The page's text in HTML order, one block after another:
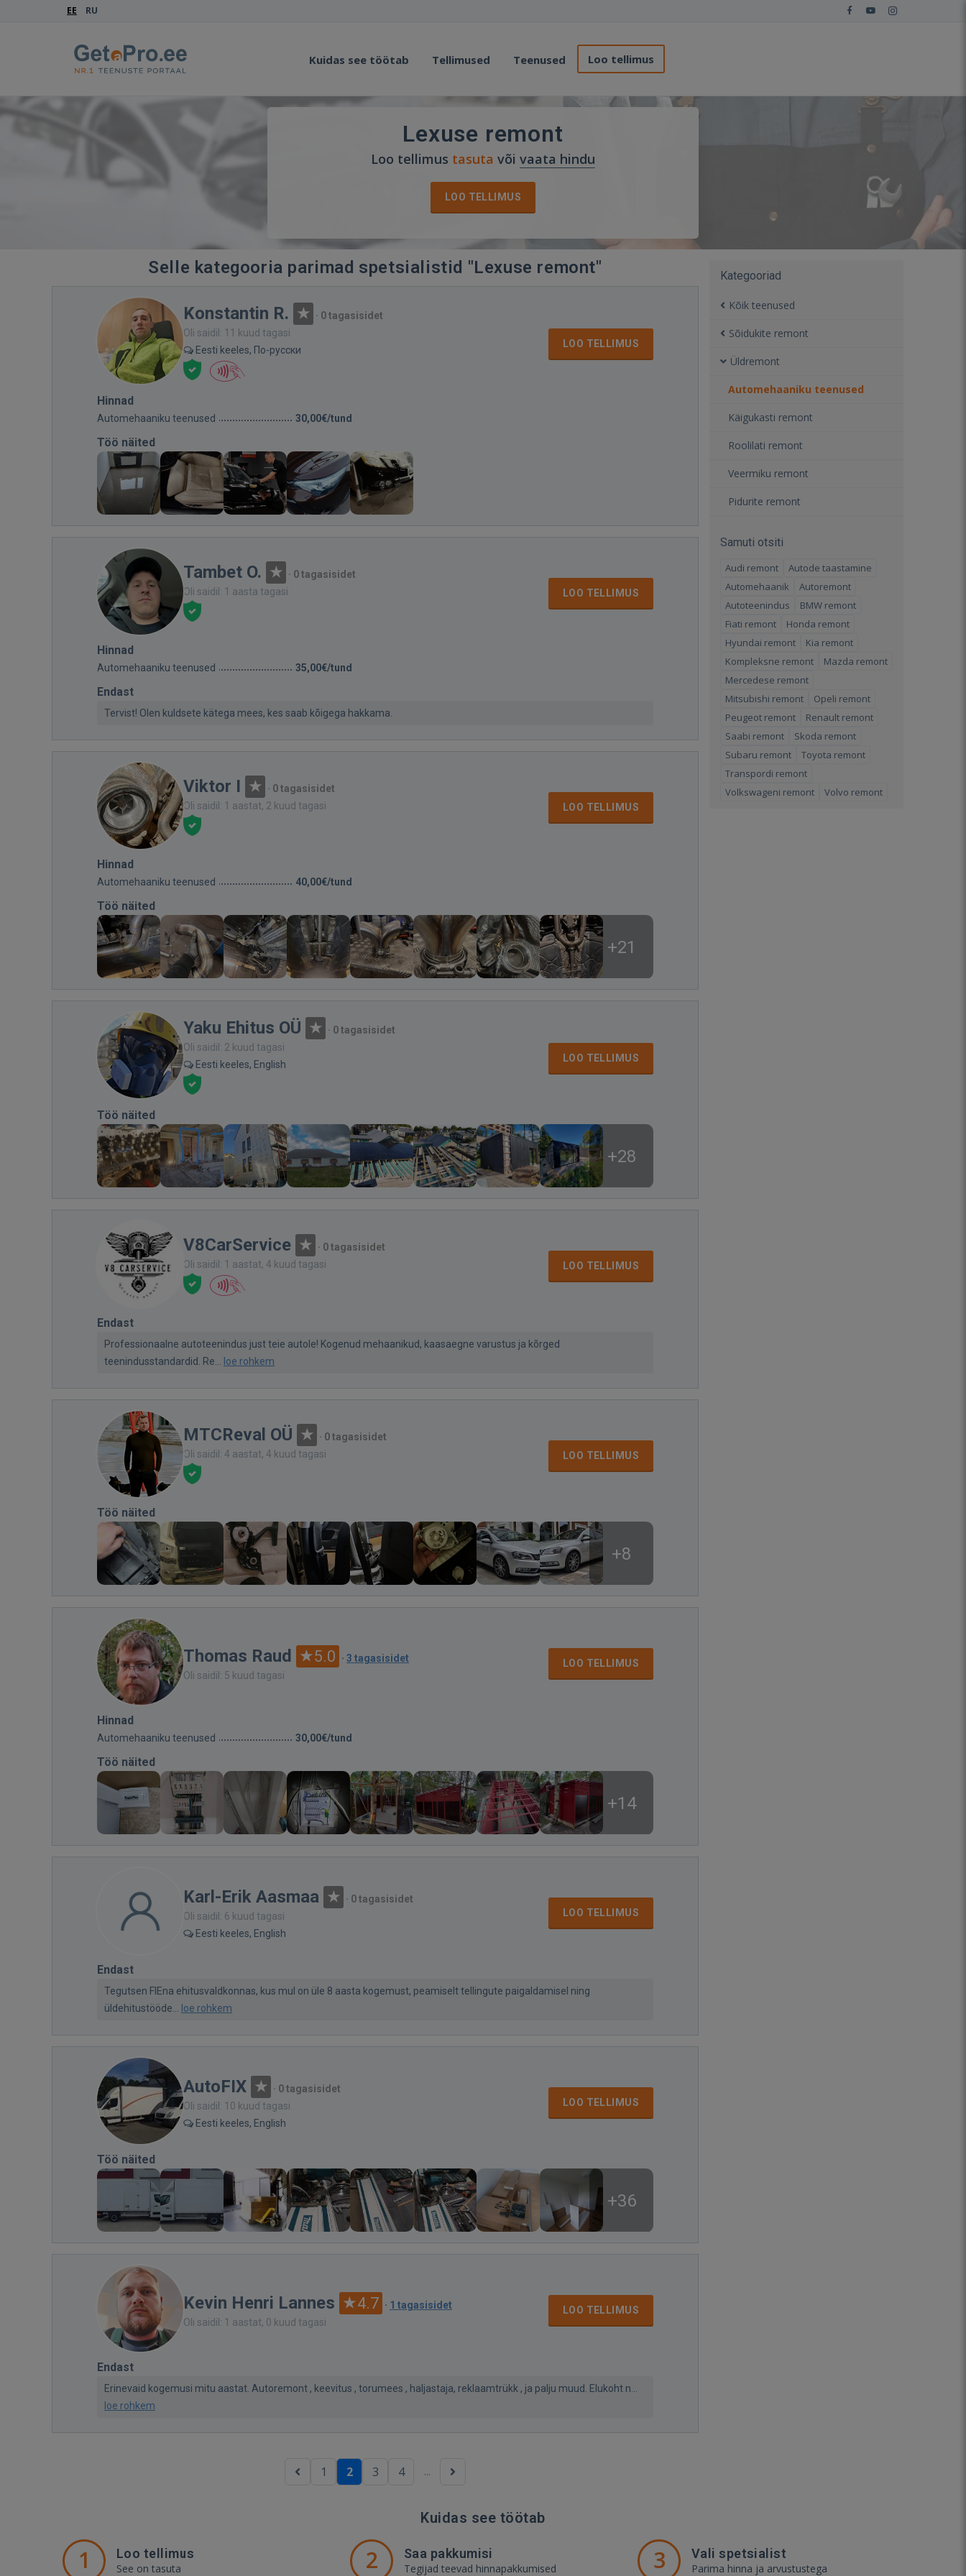
EE RU
Kuidas see töötab Tellimused Teenused Loo tellimus
Lexuse remont
Loo tellimus tasuta või vaata hindu
LOO TELLIMUS
Selle kategooria parimad spetsialistid "Lexuse remont"
Konstantin R. · 0 tagasisidet
Oli saidil: 11 kuud tagasi
Eesti keeles, По-русски
LOO TELLIMUS
Hinnad
Automehaaniku teenused 30,00€/tund
Töö näited
Tambet O. · 0 tagasisidet
Oli saidil: 1 aasta tagasi
LOO TELLIMUS
Hinnad
Automehaaniku teenused 35,00€/tund
Endast
Tervist! Olen kuldsete kätega mees, kes saab kõigega hakkama.
Viktor I · 0 tagasisidet
Oli saidil: 1 aastat, 2 kuud tagasi
LOO TELLIMUS
Hinnad
Automehaaniku teenused 40,00€/tund
Töö näited
+21
Yaku Ehitus OÜ · 0 tagasisidet
Oli saidil: 2 kuud tagasi
Eesti keeles, English
LOO TELLIMUS
Töö näited
+28
V8CarService · 0 tagasisidet
Oli saidil: 1 aastat, 4 kuud tagasi
LOO TELLIMUS
Endast
Professionaalne autoteenindus just teie autole! Kogenud mehaanikud, kaasaegne varustus ja kõrged
teenindusstandardid. Re...
loe rohkem
MTCReval OÜ · 0 tagasisidet
Oli saidil: 4 aastat, 4 kuud tagasi
LOO TELLIMUS
Töö näited
+8
Thomas Raud 5.0 · 3 tagasisidet
Oli saidil: 5 kuud tagasi
LOO TELLIMUS
Hinnad
Automehaaniku teenused 30,00€/tund
Töö näited
+14
Karl-Erik Aasmaa · 0 tagasisidet
Oli saidil: 6 kuud tagasi
Eesti keeles, English
LOO TELLIMUS
Endast
Tegutsen FIEna ehitusvaldkonnas, kus mul on üle 8 aasta kogemust, peamiselt tellingute paigaldamisel ning
üldehitustööde...
loe rohkem
AutoFIX · 0 tagasisidet
Oli saidil: 10 kuud tagasi
Eesti keeles, English
LOO TELLIMUS
Töö näited
+36
Kevin Henri Lannes 4.7 · 1 tagasisidet
Oli saidil: 1 aastat, 0 kuud tagasi
LOO TELLIMUS
Endast
Erinevaid kogemusi mitu aastat. Autoremont , keevitus , torumees , haljastaja, reklaamtrükk , ja palju muud. Elukoht n...
loe rohkem
1 2 3 4 ...
Kategooriad
Kõik teenused
Sõidukite remont
Üldremont
Automehaaniku teenused
Käigukasti remont
Roolilati remont
Veermiku remont
Pidurite remont
Samuti otsiti
Audi remont
Autode taastamine
Automehaanik
Autoremont
Autoteenindus
BMW remont
Fiati remont
Honda remont
Hyundai remont
Kia remont
Kompleksne remont
Mazda remont
Mercedese remont
Mitsubishi remont
Opeli remont
Peugeot remont
Renault remont
Saabi remont
Skoda remont
Subaru remont
Toyota remont
Transpordi remont
Volkswageni remont
Volvo remont
Kuidas see töötab
1 Loo tellimus
See on tasuta 2 Saa pakkumisi
Tegijad teevad hinnapakkumised 3 Vali spetsialist
Parima hinna ja arvustustega